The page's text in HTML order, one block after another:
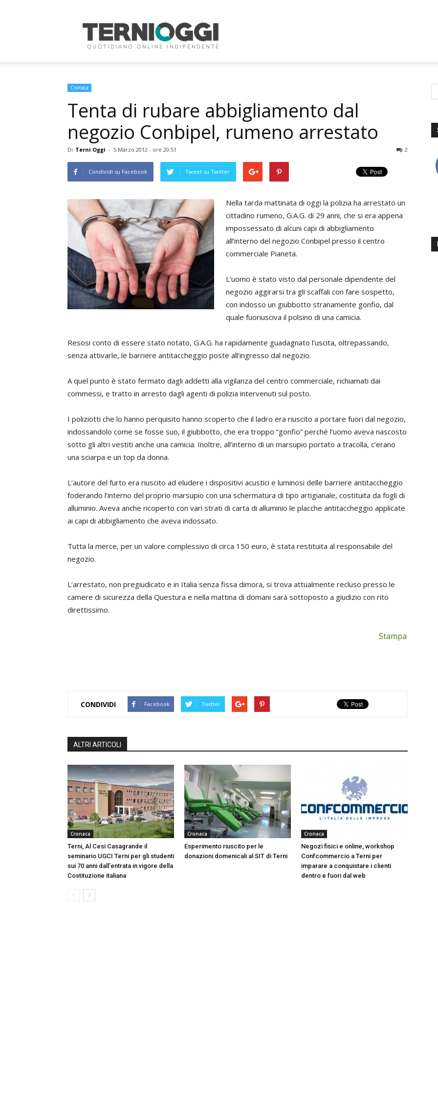
Oggi
Cronaca
Tenta di rubare abbigliamento dal
negozio Conbipel, rumeno arrestato
Di Terni Oggi - 5 Marzo 2012 - ore 20:51 2
Condividi su Facebook Tweet su Twitter
Nella tarda mattinata di oggi la polizia ha arrestato un
cittadino rumeno, G.A.G. di 29 anni, che si era appena
impossessato di alcuni capi di abbigliamento
all’interno del negozio Conbipel presso il centro
commerciale Pianeta.
L’uomo è stato visto dal personale dipendente del
negozio aggirarsi tra gli scaffali con fare sospetto,
con indosso un giubbotto stranamente gonfio, dal
quale fuoriusciva il polsino di una camicia.
Resosi conto di essere stato notato, G.A.G. ha rapidamente guadagnato l’uscita, oltrepassando,
senza attivarle, le barriere antitaccheggio poste all’ingresso dal negozio.
A quel punto è stato fermato dagli addetti alla vigilanza del centro commerciale, richiamati dai
commessi, e tratto in arresto dagli agenti di polizia intervenuti sul posto.
I poliziotti che lo hanno perquisito hanno scoperto che il ladro era riuscito a portare fuori dal negozio,
indossandolo come se fosse suo, il giubbotto, che era troppo “gonfio” perché l’uomo aveva nascosto
sotto gli altri vestiti anche una camicia. Inoltre, all’interno di un marsupio portato a tracolla, c’erano
una sciarpa e un top da donna.
L’autore del furto era riuscito ad eludere i dispositivi acustici e luminosi delle barriere antitaccheggio
foderando l’interno del proprio marsupio con una schermatura di tipo artigianale, costituita da fogli di
alluminio. Aveva anche ricoperto con vari strati di carta di alluminio le placche antitaccheggio applicate
ai capi di abbigliamento che aveva indossato.
Tutta la merce, per un valore complessivo di circa 150 euro, è stata restituita al responsabile del
negozio.
L’arrestato, non pregiudicato e in Italia senza fissa dimora, si trova attualmente recluso presso le
camere di sicurezza della Questura e nella mattina di domani sarà sottoposto a giudizio con rito
direttissimo.
Stampa
CONDIVIDI Facebook Twitter
ALTRI ARTICOLI
Cronaca
Terni, Al Cesi Casagrande il
seminario UGCI Terni per gli studenti
sui 70 anni dall’entrata in vigore della
Costituzione italiana
Cronaca
Esperimento riuscito per le
donazioni domenicali al SIT di Terni
Cronaca
Negozi fisici e online, workshop
Confcommercio a Terni per
imparare a conquistare i clienti
dentro e fuori dal web